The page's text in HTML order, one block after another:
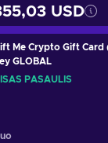
USD
Me Crypto Gift Card
GLOBAL
PASAULIS